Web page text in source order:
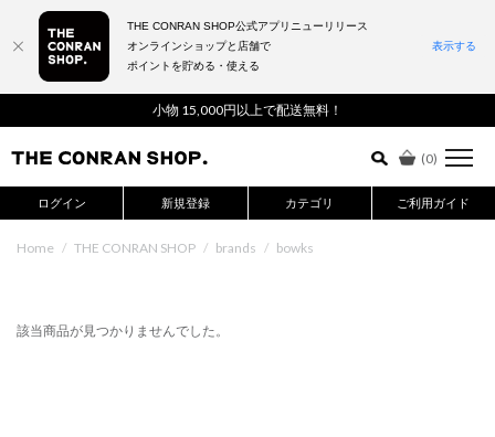
小物 15,000円以上で配送無料！
(0)
ログイン 新規登録 カテゴリ ご利用ガイド
詳細検索はこちら
Home / THE CONRAN SHOP / brands / bowks
該当商品が見つかりませんでした。
THE CONRAN SHOP公式アプリニューリリース
オンラインショップと店舗で
ポイントを貯める・使える
表示する